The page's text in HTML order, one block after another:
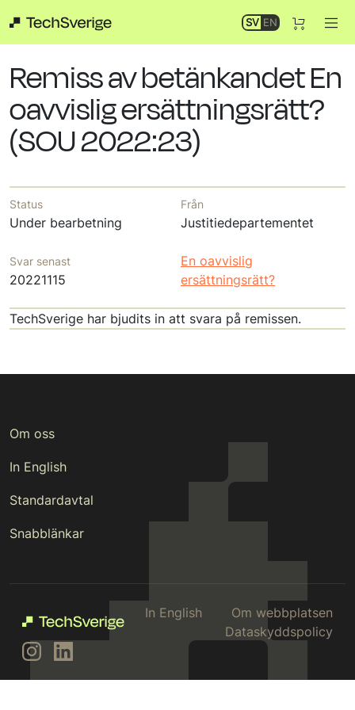
SV EN
Remiss av betänkandet En
oavvislig ersättningsrätt?
(SOU 2022:23)
Status
Under bearbetning
Från
Justitiedepartementet
Svar senast
20221115
En oavvislig
ersättningsrätt?
TechSverige har bjudits in att svara på remissen.
Om oss
In English
Standardavtal
Snabblänkar
In English
Om webbplatsen
Dataskyddspolicy